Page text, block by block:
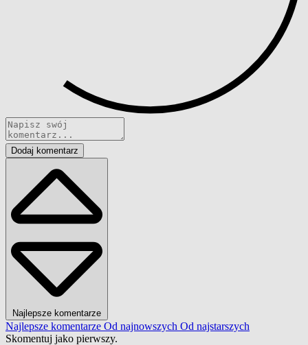
Dodaj komentarz
Najlepsze komentarze
Najlepsze komentarze Od najnowszych Od najstarszych
Skomentuj jako pierwszy.